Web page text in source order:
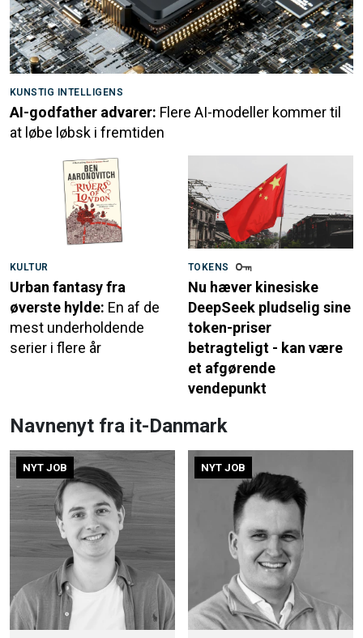
KUNSTIG INTELLIGENS
AI-godfather advarer: Flere AI-modeller kommer til
at løbe løbsk i fremtiden
KULTUR
Urban fantasy fra
øverste hylde: En af de
mest underholdende
serier i flere år
TOKENS
Nu hæver kinesiske
DeepSeek pludselig sine
token-priser
betragteligt - kan være
et afgørende
vendepunkt
Navnenyt fra it-Danmark
NYT JOB NYT JOB